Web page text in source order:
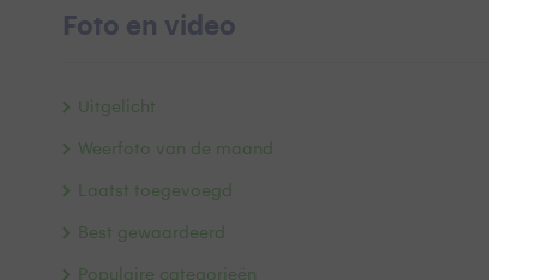
Foto en video
Uitgelicht
Weerfoto van de maand
Laatst toegevoegd
Best gewaardeerd
Populaire categorieën